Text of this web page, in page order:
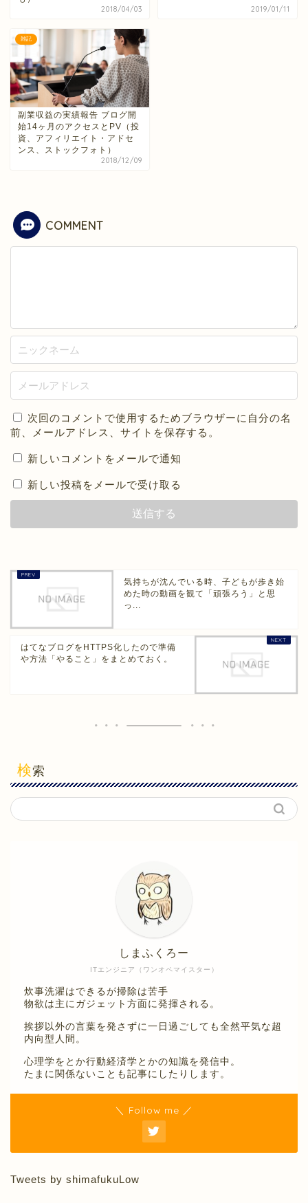
2018/04/03 2019/01/11
雑記
副業収益の実績報告 ブログ開
始14ヶ月のアクセスとPV（投
資、アフィリエイト・アドセ
ンス、ストックフォト）
2018/12/09
COMMENT
次回のコメントで使用するためブラウザーに自分の名
前、メールアドレス、サイトを保存する。
新しいコメントをメールで通知
新しい投稿をメールで受け取る
気持ちが沈んでいる時、子どもが歩き始
めた時の動画を観て「頑張ろう」と思
っ...
はてなブログをHTTPS化したので準備
や方法「やること」をまとめておく。
検索
ITエンジニア（ワンオペマイスター）
しまふくろー
炊事洗濯はできるが掃除は苦手
物欲は主にガジェット方面に発揮される。
挨拶以外の言葉を発さずに一日過ごしても全然平気な超
内向型人間。
心理学をとか行動経済学とかの知識を発信中。
たまに関係ないことも記事にしたりします。
＼ Follow me ／
Tweets by shimafukuLow